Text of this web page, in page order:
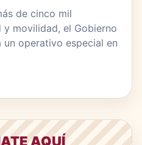
de cinco mil
y movilidad, el Gobierno
operativo especial en
AQUÍ